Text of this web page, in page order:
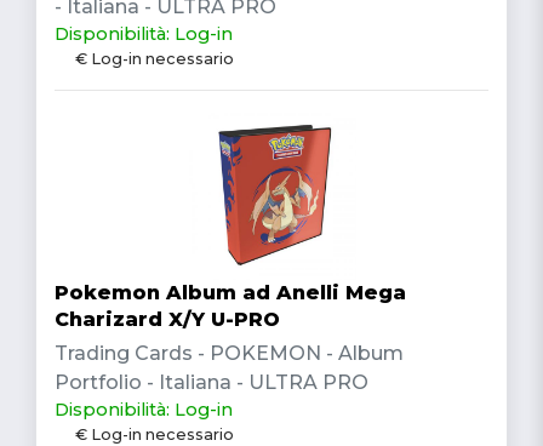
- Italiana - ULTRA PRO
Disponibilità: Log-in
€ Log-in necessario
Pokemon Album ad Anelli Mega
Charizard X/Y U-PRO
Trading Cards - POKEMON - Album
Portfolio - Italiana - ULTRA PRO
Disponibilità: Log-in
€ Log-in necessario